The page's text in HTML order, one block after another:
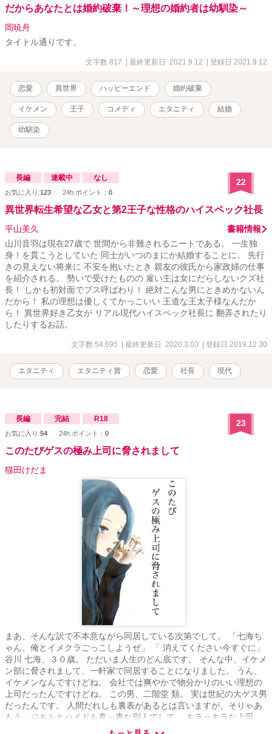
だからあなたとは婚約破棄！～理想の婚約者は幼馴染～
岡暁舟
タイトル通りです。
文字数 817 | 最終更新日 2021.9.12 | 登録日 2021.9.12
恋愛 異世界 ハッピーエンド 婚約破棄
イケメン 王子 コメディ エタニティ 結婚
幼馴染
長編 連載中 なし
お気に入り:123 24h.ポイント： 0
22
異世界転生希望な乙女と第2王子な性格のハイスペック社長
平山美久
書籍情報
山川音羽は現在27歳で 世間から非難されるニートである。 一生独
身！を貫こうとしていた 同士がいつのまにか結婚することに。 先行
きの見えない将来に 不安を抱いたとき 親友の彼氏から家政婦の仕事
を紹介される。 勢いで受けたものの 雇い主は女にだらしないクズ社
長！ しかも初対面でブス呼ばわり！ 絶対こんな男にときめかないん
だから！ 私の理想は優しくてかっこいい 王道な王太子様なんだか
ら！ 異世界好き乙女が リアル現代ハイスペック社長に 翻弄されたり
したりするお話。
文字数 54,695 | 最終更新日 2020.3.03 | 登録日 2019.12.30
エタニティ エタニティ賞 恋愛 社長 現代
長編 完結 R18
お気に入り:54 24h.ポイント： 0
23
このたびゲスの極み上司に脅されまして
猫田けだま
まあ、そんな訳で不本意ながら同居している次第でして。 「七海ち
ゃん、俺とイメクラごっこしようぜ」 「 消えてください今すぐに」
谷川 七海、３０歳。 ただいま人生のどん底です。 そんな中、イケメ
ン部に脅されまして、一軒家で同居することになりました。 うん、
イケメンなんですけどね。 会社では爽やかで物分かりのいい理想の
上司だったんですけどね。 この男、二階堂 類。 実は世紀の大ゲス男
だったんです。 人間だれしも裏表があるとは言いますが、そりゃあ
もう、ジキルとハイドも真っ青な別人でして。 キラッキラな上司
が、酒と女と博打にまみれたニコチン男爵だったとか。 いやないわ